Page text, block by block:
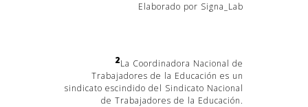
Elaborado por Signa_Lab
2La Coordinadora Nacional de
Trabajadores de la Educación es un
sindicato escindido del Sindicato Nacional
de Trabajadores de la Educación.